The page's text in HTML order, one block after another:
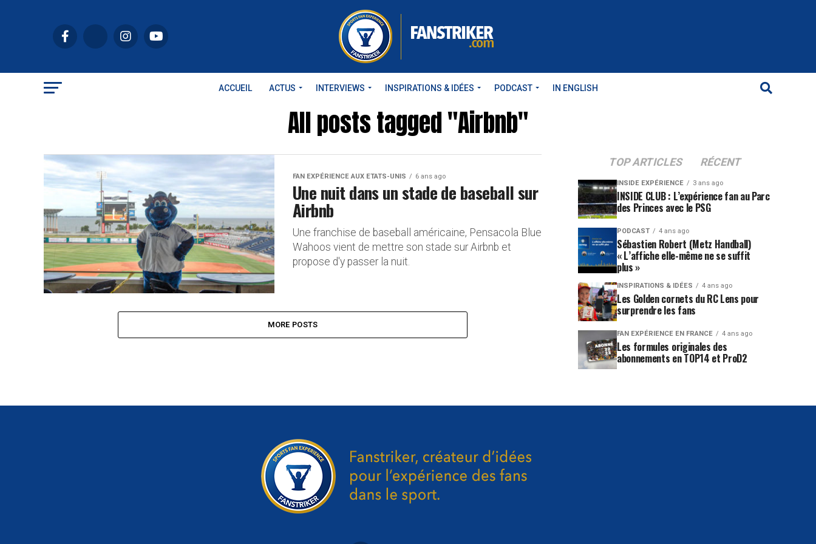
ACCUEIL ACTUS INTERVIEWS INSPIRATIONS & IDÉES PODCAST IN ENGLISH
All posts tagged "Airbnb"
FAN EXPÉRIENCE AUX ETATS-UNIS 6 ans ago
Une nuit dans un stade de baseball sur
Airbnb
Une franchise de baseball américaine, Pensacola Blue
Wahoos vient de mettre son stade sur Airbnb et
propose d'y passer la nuit.
MORE POSTS
TOP ARTICLES RÉCENT
INSIDE EXPÉRIENCE 3 ans ago
INSIDE CLUB : L’expérience fan au Parc
des Princes avec le PSG
PODCAST 4 ans ago
Sébastien Robert (Metz Handball)
« L’affiche elle-même ne se suffit
plus »
INSPIRATIONS & IDÉES 4 ans ago
Les Golden cornets du RC Lens pour
surprendre les fans
FAN EXPÉRIENCE EN FRANCE 4 ans ago
Les formules originales des
abonnements en TOP14 et ProD2